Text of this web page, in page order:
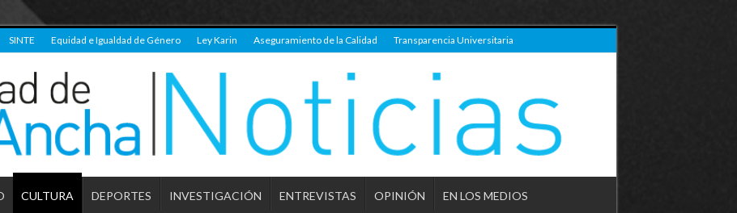
SINTE Equidad e Igualdad de Género Ley Karin Aseguramiento de la Calidad Transparencia Universitaria
CULTURA DEPORTES INVESTIGACIÓN ENTREVISTAS OPINIÓN EN LOS MEDIOS